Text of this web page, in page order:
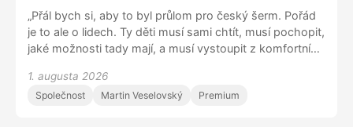
„Přál bych si, aby to byl průlom pro český šerm. Pořád
je to ale o lidech. Ty děti musí sami chtít, musí pochopit,
jaké možnosti tady mají, a musí vystoupit z komfortní
trenérů na světě. Nemohou ale jen čekat, co jim řekne,
musí to vycházet z nich,“ říká mistr světa v šermu
1. augusta 2026
Společnost Martin Veselovský Premium